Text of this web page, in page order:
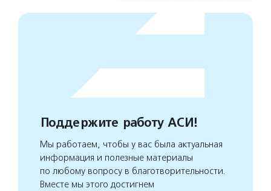
Поддержите работу АСИ!
Мы работаем, чтобы у вас была актуальная
информация и полезные материалы
по любому вопросу в благотворительности.
Вместе мы этого достигнем